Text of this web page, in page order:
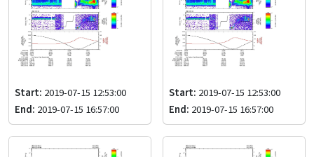
Start: 2019-07-15 12:53:00
End: 2019-07-15 16:57:00
Start: 2019-07-15 12:53:00
End: 2019-07-15 16:57:00